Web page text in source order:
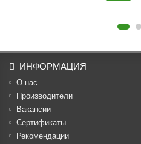
ИНФОРМАЦИЯ
О нас
Производители
Вакансии
Cертификаты
Рекомендации